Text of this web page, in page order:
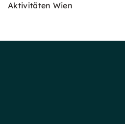
Aktivitäten Wien